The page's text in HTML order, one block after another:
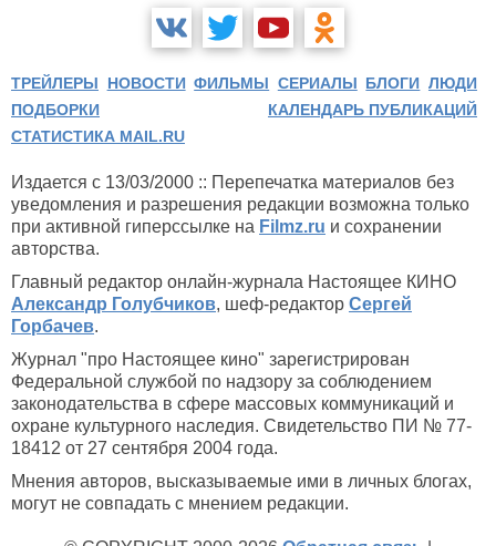
ТРЕЙЛЕРЫ НОВОСТИ ФИЛЬМЫ СЕРИАЛЫ БЛОГИ ЛЮДИ
ПОДБОРКИ
КАЛЕНДАРЬ ПУБЛИКАЦИЙ
СТАТИСТИКА MAIL.RU
Издается с 13/03/2000 :: Перепечатка материалов без
уведомления и разрешения редакции возможна только
при активной гиперссылке на Filmz.ru и сохранении
авторства.
Главный редактор онлайн-журнала Настоящее КИНО
Александр Голубчиков, шеф-редактор Сергей
Горбачев.
Журнал "про Настоящее кино" зарегистрирован
Федеральной службой по надзору за соблюдением
законодательства в сфере массовых коммуникаций и
охране культурного наследия. Свидетельство ПИ № 77-
18412 от 27 сентября 2004 года.
Мнения авторов, высказываемые ими в личных блогах,
могут не совпадать с мнением редакции.